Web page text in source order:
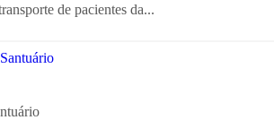
de pacientes da...